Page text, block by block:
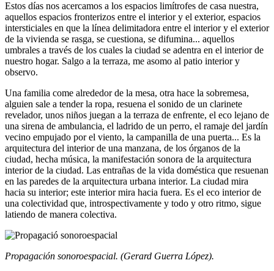
Estos días nos acercamos a los espacios limítrofes de casa nuestra,
aquellos espacios fronterizos entre el interior y el exterior, espacios
intersticiales en que la línea delimitadora entre el interior y el exterior
de la vivienda se rasga, se cuestiona, se difumina... aquellos
umbrales a través de los cuales la ciudad se adentra en el interior de
nuestro hogar. Salgo a la terraza, me asomo al patio interior y
observo.
Una familia come alrededor de la mesa, otra hace la sobremesa,
alguien sale a tender la ropa, resuena el sonido de un clarinete
revelador, unos niños juegan a la terraza de enfrente, el eco lejano de
una sirena de ambulancia, el ladrido de un perro, el ramaje del jardín
vecino empujado por el viento, la campanilla de una puerta... Es la
arquitectura del interior de una manzana, de los órganos de la
ciudad, hecha música, la manifestación sonora de la arquitectura
interior de la ciudad. Las entrañas de la vida doméstica que resuenan
en las paredes de la arquitectura urbana interior. La ciudad mira
hacia su interior; este interior mira hacia fuera. Es el eco interior de
una colectividad que, introspectivamente y todo y otro ritmo, sigue
latiendo de manera colectiva.
Propagación sonoroespacial. (Gerard Guerra López).